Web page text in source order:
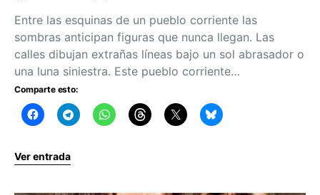
Entre las esquinas de un pueblo corriente las
sombras anticipan figuras que nunca llegan. Las
calles dibujan extrañas líneas bajo un sol abrasador o
una luna siniestra. Este pueblo corriente…
Comparte esto:
Ver entrada